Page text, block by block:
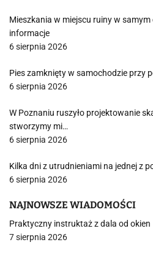
Mieszkania w miejscu ruiny w
informacje
6 sierpnia 2026
Pies zamknięty w samochodzie przy
6 sierpnia 2026
W Poznaniu ruszyło projektowanie
stworzymy mi…
6 sierpnia 2026
Kilka dni z utrudnieniami na jednej z
6 sierpnia 2026
NAJNOWSZE WIADOMOŚCI
Praktyczny instruktaż z dala od okien
7 sierpnia 2026